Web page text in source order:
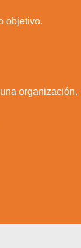
objetivo.
organización.